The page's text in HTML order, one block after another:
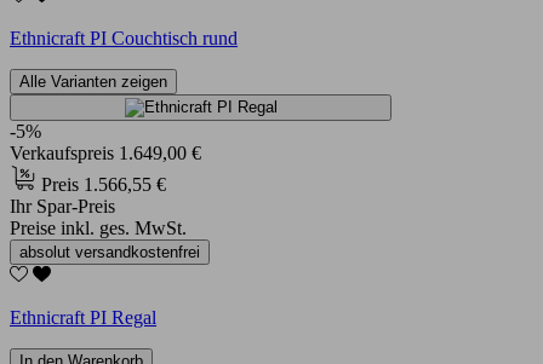
Ethnicraft PI Couchtisch rund
Alle Varianten zeigen
-5%
Verkaufspreis 1.649,00 €
Preis 1.566,55 €
Ihr Spar-Preis
Preise inkl. ges. MwSt.
absolut versandkostenfrei
Ethnicraft PI Regal